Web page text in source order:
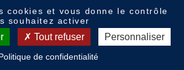
cookies et vous donne le contrôle
souhaitez activer
Tout refuser Personnaliser
de confidentialité